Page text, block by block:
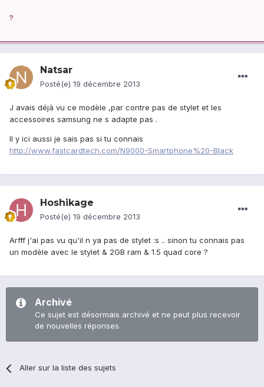
?
Natsar
Posté(e) 19 décembre 2013
J avais déjà vu ce modèle ,par contre pas de stylet et les
accessoires samsung ne s adapte pas .
Il y ici aussi je sais pas si tu connais
http://www.fastcardtech.com/N9000-Smartphone%20-Black
Hoshikage
Posté(e) 19 décembre 2013
Arfff j'ai pas vu qu'il n ya pas de stylet :s .. sinon tu connais pas
un modèle avec le stylet & 2GB ram & 1.5 quad core ?
Archivé
Ce sujet est désormais archivé et ne peut plus recevoir
de nouvelles réponses.
Aller sur la liste des sujets